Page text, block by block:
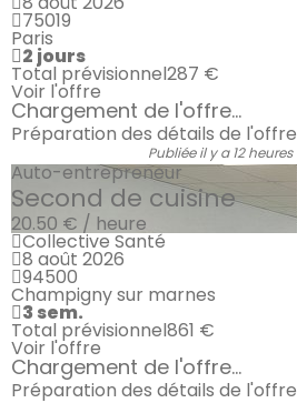
75019
Paris
2 jours
Total prévisionnel287 €
Voir l'offre
Chargement de l'offre...
Préparation des détails de l'offre
Publiée il y a 12 heures
Auto-entrepreneur
Second de cuisine
20.50 € / heure
Collective Santé
8 août 2026
94500
Champigny sur marnes
3 sem.
Total prévisionnel861 €
Voir l'offre
Chargement de l'offre...
Préparation des détails de l'offre